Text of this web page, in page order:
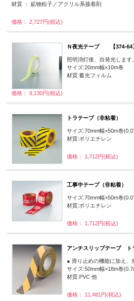
材質 ： 鉱物粒子／アクリル系接着剤
価格： 2,727円(税込)
Ｎ夜光テープ 【374-64
照明消灯後、自発光します。
サイズ:20mm幅×10m巻
材質:蓄光フィルム
価格： 9,130円(税込)
トラテープ（非粘着）
サイズ:70mm幅×50m巻
材質:ポリエチレン
価格： 1,712円(税込)
工事中テープ（非粘着）
サイズ:70mm幅×50m巻
材質:ポリエチレン
価格： 1,712円(税込)
アンチスリップテープ
● 滑り止めの機能に加え、
サイズ:50mm幅×18m巻
材質:PVC 他
価格： 11,481円(税込)